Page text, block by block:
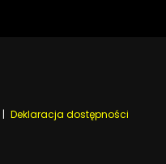
Deklaracja dostępności